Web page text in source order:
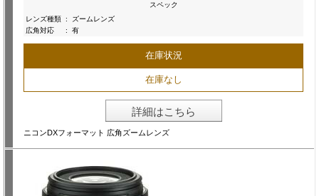
スペック
レンズ種類 :
ズームレンズ
広角対応
: 有
在庫状況
在庫なし
詳細はこちら
ニコンDXフォーマット 広角ズームレンズ